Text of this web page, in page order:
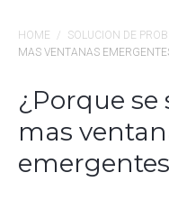
HOME / SOLUCION DE
MAS VENTANAS
¿Porque
mas